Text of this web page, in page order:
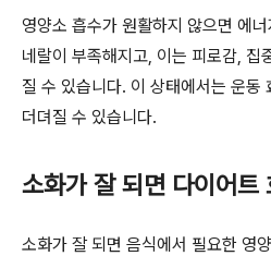
영양소 흡수가 원활하지 않으면 에
네랄이 부족해지고, 이는 피로감, 집
질 수 있습니다. 이 상태에서는 운동
더뎌질 수 있습니다.
소화가 잘 되면 다이어트
소화가 잘 되면 음식에서 필요한 영